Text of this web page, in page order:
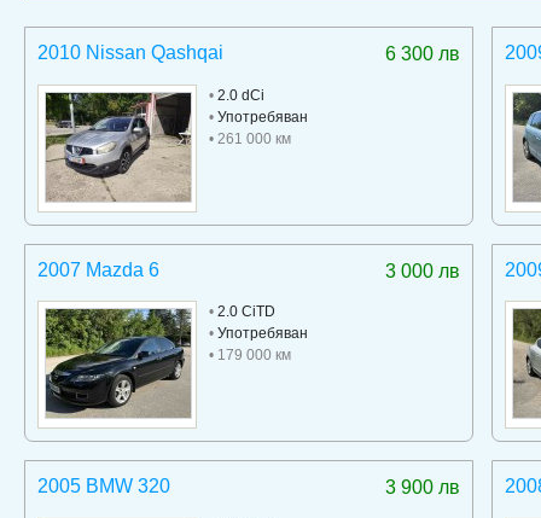
6 300 лв
2010 Nissan Qashqai
• 2.0 dCi
• Употребяван
• 261 000 км
3 000 лв
2007 Mazda 6
• 2.0 CiTD
• Употребяван
• 179 000 км
3 900 лв
2005 BMW 320